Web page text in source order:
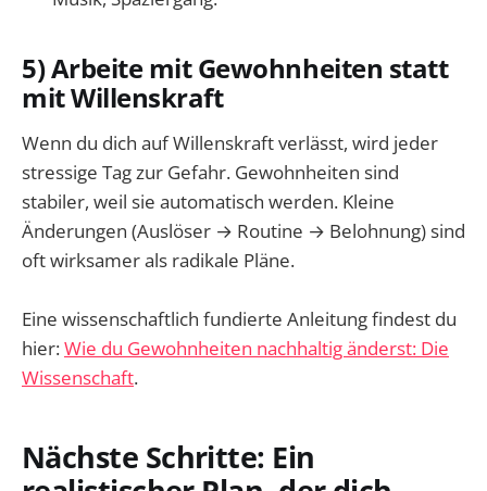
5) Arbeite mit Gewohnheiten statt
mit Willenskraft
Wenn du dich auf Willenskraft verlässt, wird jeder
stressige Tag zur Gefahr. Gewohnheiten sind
stabiler, weil sie automatisch werden. Kleine
Änderungen (Auslöser → Routine → Belohnung) sind
oft wirksamer als radikale Pläne.
Eine wissenschaftlich fundierte Anleitung findest du
hier:Wie du Gewohnheiten nachhaltig änderst: Die
Wissenschaft.
Nächste Schritte: Ein